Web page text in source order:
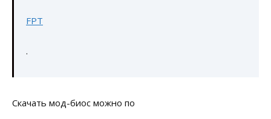
FPT
.
Скачать мод-биос можно по